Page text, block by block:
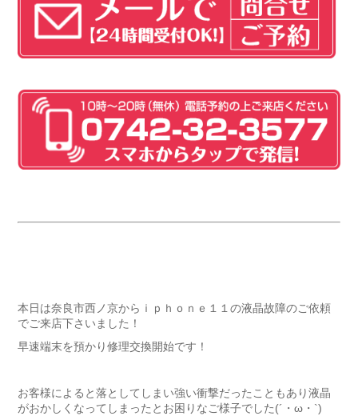
本日は奈良市西ノ京からｉｐｈｏｎｅ１１の液晶故障のご依頼
でご来店下さいました！
早速端末を預かり修理交換開始です！
お客様によると落としてしまい強い衝撃だったこともあり液晶
がおかしくなってしまったとお困りなご様子でした(´・ω・`)